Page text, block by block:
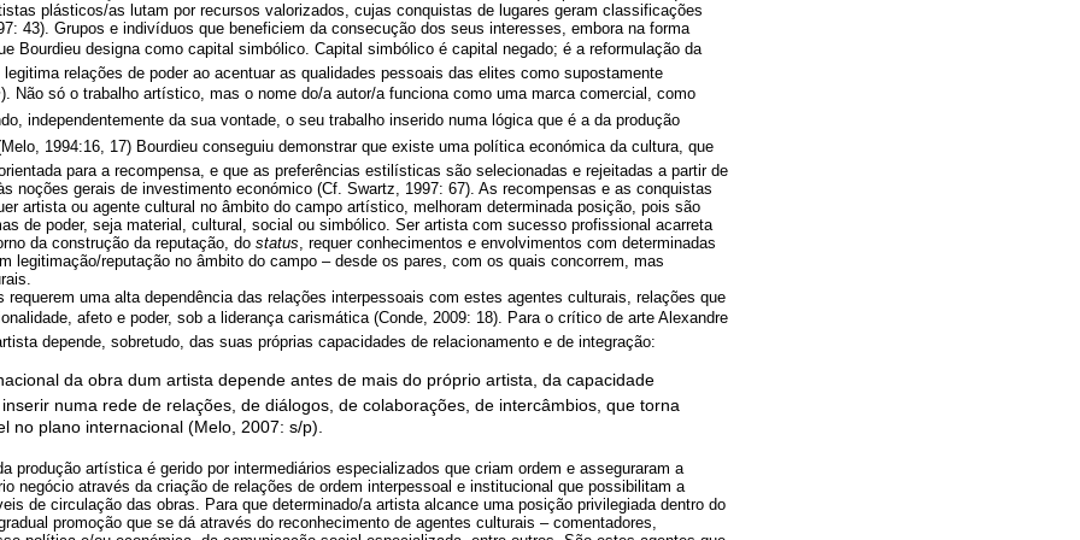
plásticos/as lutam por recursos valorizados, cujas conquistas de lugares geram classificações
43). Grupos e indivíduos que beneficiem da consecução dos seus interesses, embora na forma
Bourdieu designa como capital simbólico. Capital simbólico é capital negado; é a reformulação da
relações de poder ao acentuar as qualidades pessoais das elites como supostamente
). Não só o trabalho artístico, mas o nome do/a autor/a funciona como uma marca comercial, como
independentemente da sua vontade, o seu trabalho inserido numa lógica que é a da produção
(Melo, 1994:16, 17) Bourdieu conseguiu demonstrar que existe uma política económica da cultura, que
para a recompensa, e que as preferências estilísticas são selecionadas e rejeitadas a partir de
noções gerais de investimento económico (Cf. Swartz, 1997: 67). As recompensas e as conquistas
artista ou agente cultural no âmbito do campo artístico, melhoram determinada posição, pois são
de poder, seja material, cultural, social ou simbólico. Ser artista com sucesso profissional acarreta
da construção da reputação, do status, requer conhecimentos e envolvimentos com determinadas
legitimação/reputação no âmbito do campo – desde os pares, com os quais concorrem, mas
uma alta dependência das relações interpessoais com estes agentes culturais, relações que
afeto e poder, sob a liderança carismática (Conde, 2009: 18). Para o crítico de arte Alexandre
depende, sobretudo, das suas próprias capacidades de relacionamento e de integração:
da obra dum artista depende antes de mais do próprio artista, da capacidade
numa rede de relações, de diálogos, de colaborações, de intercâmbios, que torna
no plano internacional (Melo, 2007: s/p).
produção artística é gerido por intermediários especializados que criam ordem e asseguraram a
negócio através da criação de relações de ordem interpessoal e institucional que possibilitam a
de circulação das obras. Para que determinado/a artista alcance uma posição privilegiada dentro do
promoção que se dá através do reconhecimento de agentes culturais – comentadores,